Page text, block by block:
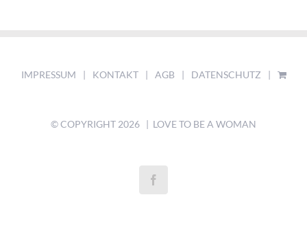
IMPRESSUM KONTAKT AGB DATENSCHUTZ
© COPYRIGHT 2026 | LOVE TO BE A WOMAN